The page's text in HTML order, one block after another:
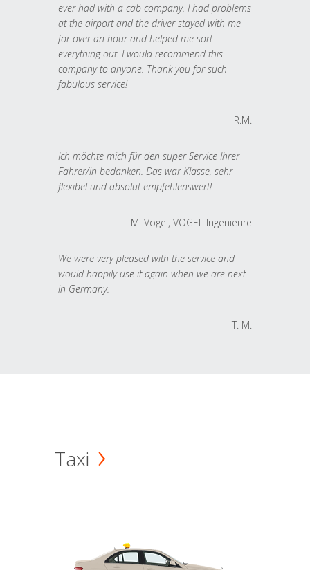
ever had with a cab company. I had problems
at the airport and the driver stayed with me
for over an hour and helped me sort
everything out. I would recommend this
company to anyone. Thank you for such
fabulous service!
R.M.
Ich möchte mich für den super Service Ihrer
Fahrer/in bedanken. Das war Klasse, sehr
flexibel und absolut empfehlenswert!
M. Vogel, VOGEL Ingenieure
We were very pleased with the service and
would happily use it again when we are next
in Germany.
T. M.
Taxi